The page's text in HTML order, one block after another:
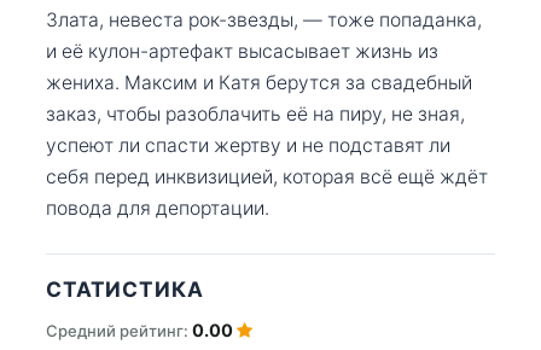
Злата, невеста рок-звезды, — тоже попаданка,
и её кулон-артефакт высасывает жизнь из
жениха. Максим и Катя берутся за свадебный
заказ, чтобы разоблачить её на пиру, не зная,
успеют ли спасти жертву и не подставят ли
себя перед инквизицией, которая всё ещё ждёт
повода для депортации.
СТАТИСТИКА
Средний рейтинг: 0.00